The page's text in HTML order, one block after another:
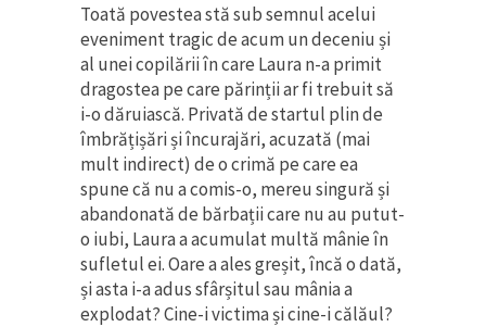
Toată povestea stă sub semnul acelui
eveniment tragic de acum un deceniu și
al unei copilării în care Laura n-a primit
dragostea pe care părinții ar fi trebuit să
i-o dăruiască. Privată de startul plin de
îmbrățișări și încurajări, acuzată (mai
mult indirect) de o crimă pe care ea
spune că nu a comis-o, mereu singură și
abandonată de bărbații care nu au putut-
o iubi, Laura a acumulat multă mânie în
sufletul ei. Oare a ales greșit, încă o dată,
și asta i-a adus sfârșitul sau mânia a
explodat? Cine-i victima și cine-i călăul?